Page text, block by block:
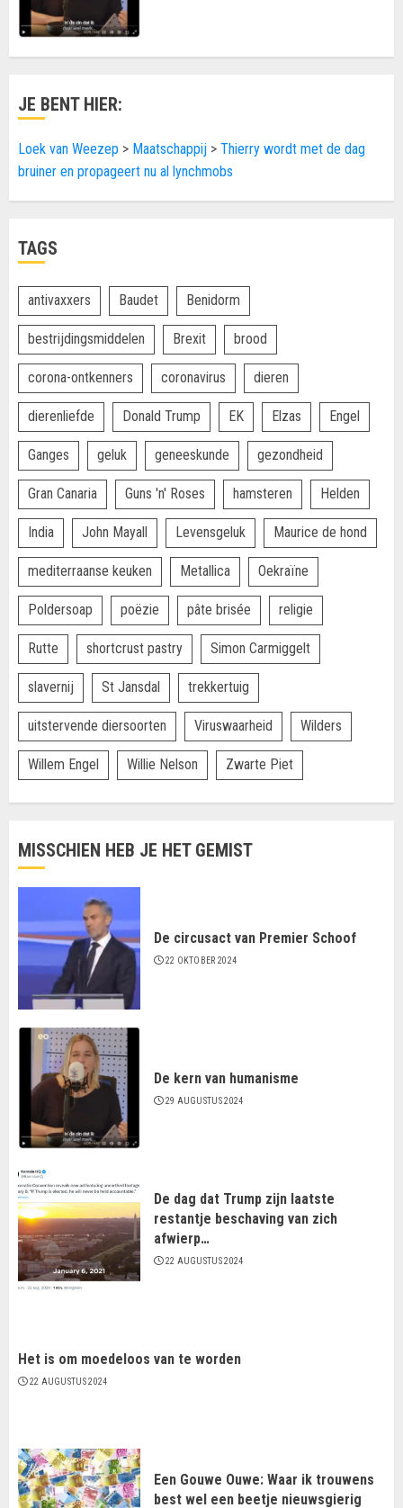
JE BENT HIER:
Loek van Weezep > Maatschappij > Thierry wordt met de dag
bruiner en propageert nu al lynchmobs
TAGS
antivaxxers Baudet Benidorm
bestrijdingsmiddelen Brexit brood
corona-ontkenners coronavirus dieren
dierenliefde Donald Trump EK Elzas Engel
Ganges geluk geneeskunde gezondheid
Gran Canaria Guns 'n' Roses hamsteren Helden
India John Mayall Levensgeluk Maurice de hond
mediterraanse keuken Metallica Oekraïne
Poldersoap poëzie pâte brisée religie
Rutte shortcrust pastry Simon Carmiggelt
slavernij St Jansdal trekkertuig
uitstervende diersoorten Viruswaarheid Wilders
Willem Engel Willie Nelson Zwarte Piet
MISSCHIEN HEB JE HET GEMIST
De circusact van Premier Schoof
22 OKTOBER 2024
De kern van humanisme
29 AUGUSTUS 2024
De dag dat Trump zijn laatste
restantje beschaving van zich
afwierp…
22 AUGUSTUS 2024
Het is om moedeloos van te worden
22 AUGUSTUS 2024
Een Gouwe Ouwe: Waar ik trouwens
best wel een beetje nieuwsgierig